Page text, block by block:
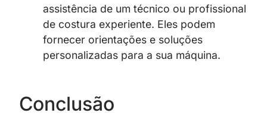
assistência de um técnico ou profissional
de costura experiente. Eles podem
fornecer orientações e soluções
personalizadas para a sua máquina.
Conclusão